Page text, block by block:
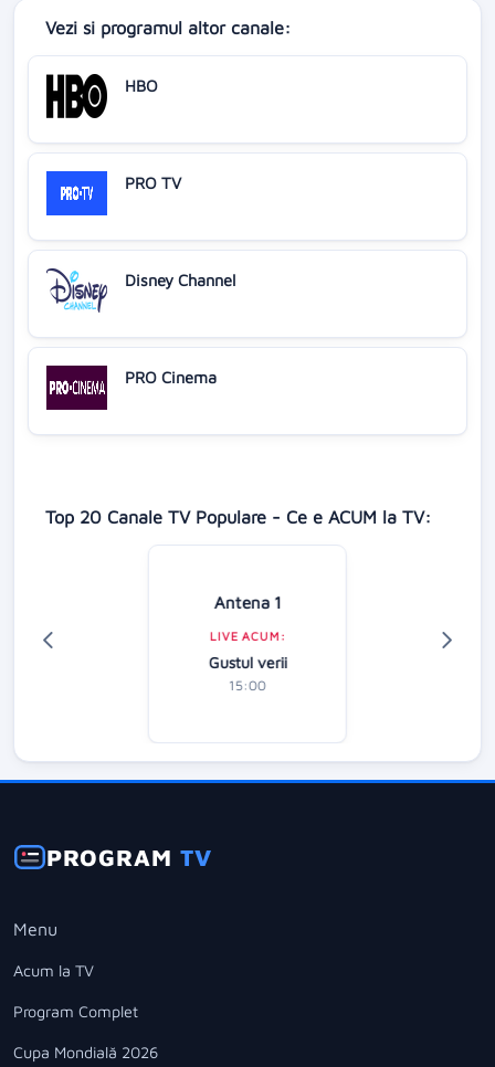
Vezi si programul altor canale:
HBO
PRO TV
Disney Channel
PRO Cinema
Top 20 Canale TV Populare - Ce e ACUM la TV:
Antena 1
LIVE ACUM:
Gustul verii
15:00
PROGRAMTV
Menu
Acum la TV
Program Complet
Cupa Mondială 2026